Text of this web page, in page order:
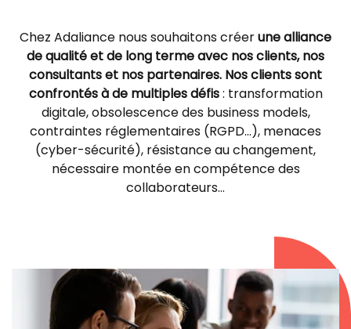
Chez Adaliance nous souhaitons créerune alliance
de qualité et de long terme avec nos clients, nos
consultants et nos partenaires. Nos clients sont
confrontés à de multiples défis: transformation
digitale, obsolescence des business models,
contraintes réglementaires (RGPD…), menaces
(cyber-sécurité), résistance au changement,
nécessaire montéeen compétence des
collaborateurs…